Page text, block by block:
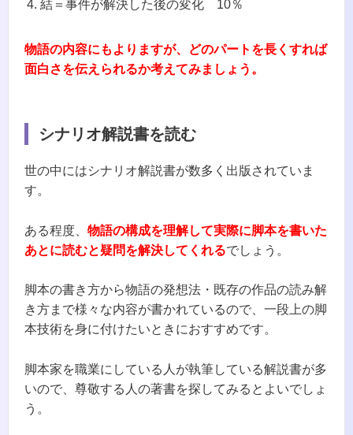
結＝事件が解決した後の変化 10％
物語の内容にもよりますが、どのパートを長くすれば
面白さを伝えられるか考えてみましょう。
シナリオ解説書を読む
世の中にはシナリオ解説書が数多く出版されていま
す。
ある程度、 物語の構成を理解して実際に脚本を書いた
あとに読むと疑問を解決してくれるでしょう。
脚本の書き方から物語の発想法・既存の作品の読み解
き方まで様々な内容が書かれているので、一段上の脚
本技術を身に付けたいときにおすすめです。
脚本家を職業にしている人が執筆している解説書が多
いので、尊敬する人の著書を探してみるとよいでしょ
う。